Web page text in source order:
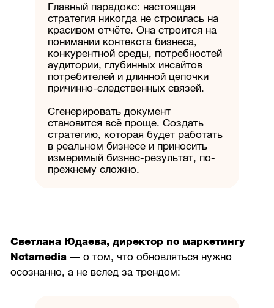
Главный парадокс: настоящая
стратегия никогда не строилась на
красивом отчёте. Она строится на
понимании контекста бизнеса,
конкурентной среды, потребностей
аудитории, глубинных инсайтов
потребителей и длинной цепочки
причинно-следственных связей.
Сгенерировать документ
становится всё проще. Создать
стратегию, которая будет работать
в реальном бизнесе и приносить
измеримый бизнес-результат, по-
прежнему сложно.
Светлана Юдаева, директор по маркетингу
Notamedia— о том, что обновляться нужно
осознанно, а не вслед за трендом: